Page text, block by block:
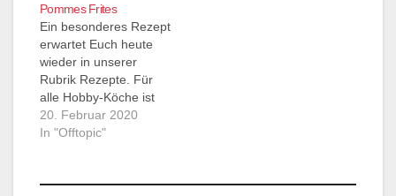
Pommes Frites
Ein besonderes Rezept
erwartet Euch heute
wieder in unserer
Rubrik Rezepte. Für
alle Hobby-Köche ist
das bestimmt ein
kleiner Anreiz was man
in eigener Sache,
20. Februar 2020
In "Offtopic"